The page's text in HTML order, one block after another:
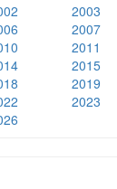
2003
2007
2011
2015
2019
2023